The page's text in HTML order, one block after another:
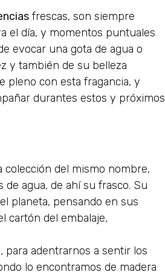
frescas, son siempre
el día, y momentos puntuales
evocar una gota de agua o
y también de su belleza
pleno con esta fragancia, y
durantes estos y próximos
del mismo nombre,
agua, de ahí su frasco. Su
planeta, pensando en sus
cartón del embalaje,
para adentrarnos a sentir los
lo encontramos de madera